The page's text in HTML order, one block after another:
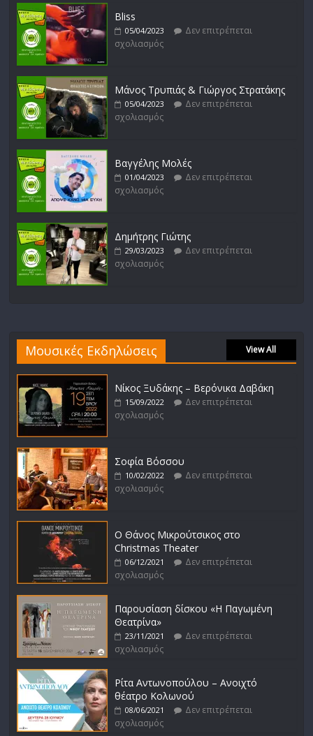
Bliss
05/04/2023
Δεν επιτρέπεται
σχολιασμός
Μάνος Τρυπιάς & Γιώργος Στρατάκης
05/04/2023
Δεν επιτρέπεται
σχολιασμός
Βαγγέλης Μολές
01/04/2023
Δεν επιτρέπεται
σχολιασμός
Δημήτρης Γιώτης
29/03/2023
Δεν επιτρέπεται
σχολιασμός
Μουσικές Εκδηλώσεις View All
Νίκος Ξυδάκης – Βερόνικα Δαβάκη
15/09/2022
Δεν επιτρέπεται
σχολιασμός
Σοφία Βόσσου
10/02/2022
Δεν επιτρέπεται
σχολιασμός
Ο Θάνος Μικρούτσικος στο
Christmas Theater
06/12/2021
Δεν επιτρέπεται
σχολιασμός
Παρουσίαση δίσκου «Η Παγωμένη
Θεατρίνα»
23/11/2021
Δεν επιτρέπεται
σχολιασμός
Ρίτα Αντωνοπούλου – Ανοιχτό
θέατρο Κολωνού
08/06/2021
Δεν επιτρέπεται
σχολιασμός